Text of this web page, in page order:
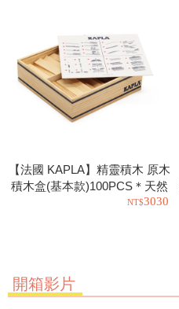
【法國 KAPLA】精靈積木 原木
積木盒(基本款)100PCS＊天然
松木益智操作幼教積木3030
開箱影片